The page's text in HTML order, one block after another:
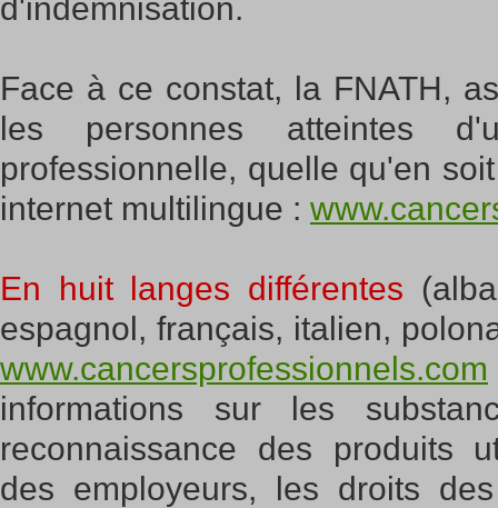
d'indemnisation.
Face à ce constat, la FNATH,
les personnes atteintes
professionnelle, quelle qu'en
internet multilingue :
En huit langes différentes
espagnol, français, italien,
www.cancersprofessionnels.com
informations sur les
reconnaissance des produits
des employeurs, les droits